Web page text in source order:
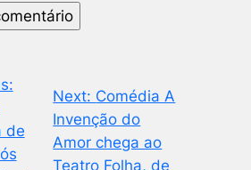
de
Next: Comédia A
Invenção do
Amor chega ao
Teatro Folha, de